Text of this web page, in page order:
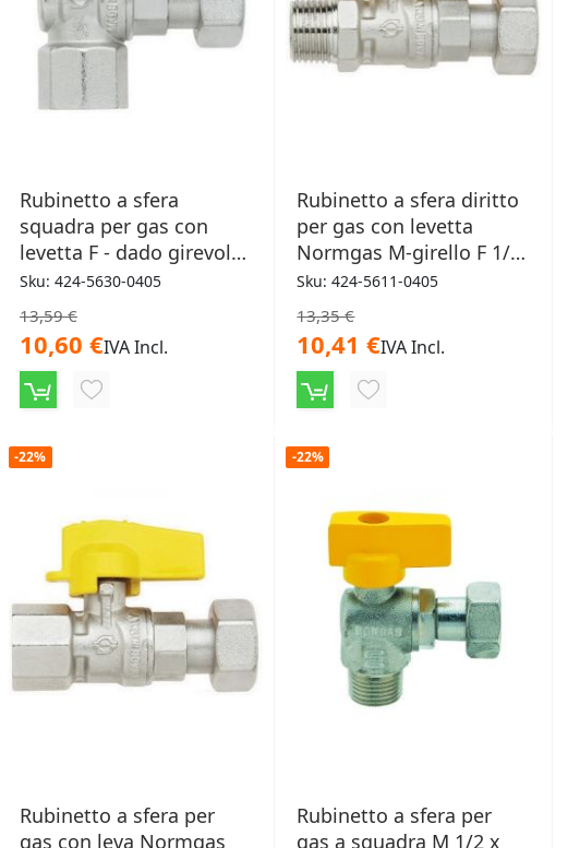
Rubinetto a sfera
squadra per gas con
levetta F - dado girevole
F 1/2" x 3/4"
Sku: 424-5630-0405
13,59 €
10,60 €IVA Incl.
AGGIUNGI
Rubinetto a sfera diritto
per gas con levetta
Normgas M-girello F 1/2"
x 3/4"
Sku: 424-5611-0405
13,35 €
10,41 €IVA Incl.
AGGIUNGI
-22%
Rubinetto a sfera per
gas con leva Normgas
-22%
Rubinetto a sfera per
gas a squadra M 1/2 x